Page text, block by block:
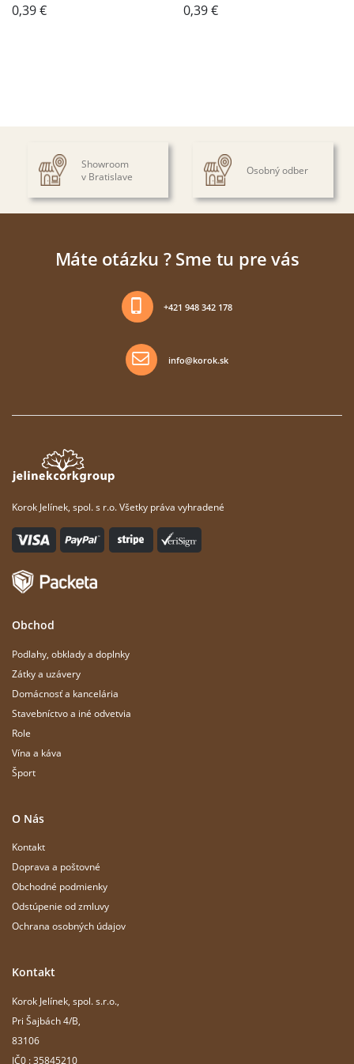
0,39€ 0,39€
Showroom
v Bratislave
Osobný odber
Máte otázku ? Sme tu pre vás
+421 948 342 178
info@korok.sk
Korok Jelínek, spol. s r.o. Všetky práva vyhradené
Obchod
Podlahy, obklady a doplnky
Zátky a uzávery
Domácnosť a kancelária
Stavebníctvo a iné odvetvia
Role
Vína a káva
Šport
O Nás
Kontakt
Doprava a poštovné
Obchodné podmienky
Odstúpenie od zmluvy
Ochrana osobných údajov
Kontakt
Korok Jelínek, spol. s.r.o.,
Pri Šajbách 4/B,
83106
IČ0 : 35845210